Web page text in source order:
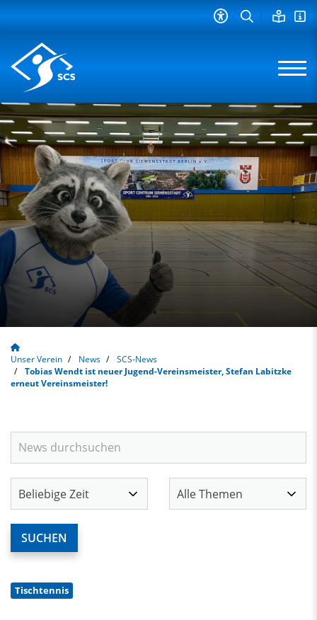
Unser Verein News
SCS-News
Tobias Wendt ist neuer Jugend-Vereinsmeister, Stefan Labitzke
erneut Vereinsmeister!
Tischtennis